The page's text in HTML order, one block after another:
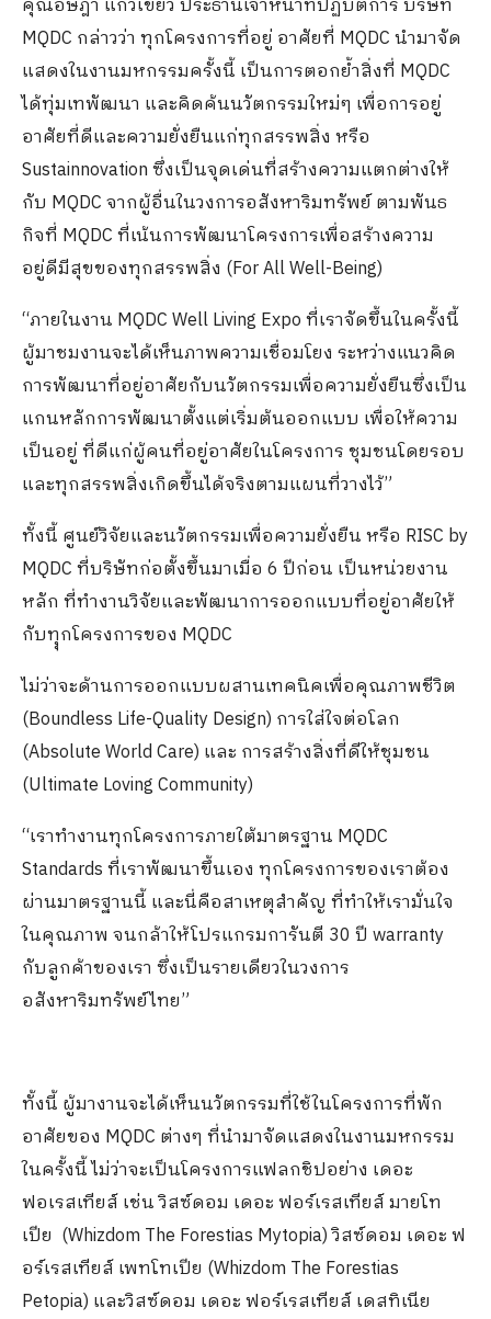
คุณอัษฎา แก้วเขียว ประธานเจ้าหน้าที่ปฏิบัติการ บริษัท
MQDC กล่าวว่า ทุกโครงการที่อยู่ อาศัยที่ MQDC นำมาจัด
แสดงในงานมหกรรมครั้งนี้ เป็นการตอกย้ำสิ่งที่ MQDC
ได้ทุ่มเทพัฒนา และคิดค้นนวัตกรรมใหม่ๆ เพื่อการอยู่
อาศัยที่ดีและความยั่งยืนแก่ทุกสรรพสิ่ง หรือ
Sustainnovation ซึ่งเป็นจุดเด่นที่สร้างความแตกต่างให้
กับ MQDC จากผู้อื่นในวงการอสังหาริมทรัพย์ ตามพันธ
กิจที่ MQDC ที่เน้นการพัฒนาโครงการเพื่อสร้างความ
อยู่ดีมีสุขของทุกสรรพสิ่ง (For All Well-Being)
“ภายในงาน MQDC Well Living Expo ที่เราจัดขึ้นในครั้งนี้
ผู้มาชมงานจะได้เห็นภาพความเชื่อมโยง ระหว่างแนวคิด
การพัฒนาที่อยู่อาศัยกับนวัตกรรมเพื่อความยั่งยืนซึ่งเป็น
แกนหลักการพัฒนาตั้งแต่เริ่มต้นออกแบบ เพื่อให้ความ
เป็นอยู่ ที่ดีแก่ผู้คนที่อยู่อาศัยในโครงการ ชุมชนโดยรอบ
และทุกสรรพสิ่งเกิดขึ้นได้จริงตามแผนที่วางไว้”
ทั้งนี้ ศูนย์วิจัยและนวัตกรรมเพื่อความยั่งยืน หรือ RISC by
MQDC ที่บริษัทก่อตั้งขึ้นมาเมื่อ 6 ปีก่อน เป็นหน่วยงาน
หลัก ที่ทำงานวิจัยและพัฒนาการออกแบบที่อยู่อาศัยให้
กับทุุกโครงการของ MQDC
ไม่ว่าจะด้านการออกแบบผสานเทคนิคเพื่อคุณภาพชีวิต
(Boundless Life-Quality Design) การใส่ใจต่อโลก
(Absolute World Care) และ การสร้างสิ่งที่ดีให้ชุมชน
(Ultimate Loving Community)
“เราทำงานทุกโครงการภายใต้มาตรฐาน MQDC
Standards ที่เราพัฒนาขึ้นเอง ทุกโครงการของเราต้อง
ผ่านมาตรฐานนี้ และนี่คือสาเหตุสำคัญ ที่ทำให้เรามั่นใจ
ในคุณภาพ จนกล้าให้โปรแกรมการันตี 30 ปี warranty
กับลูกค้าของเรา ซึ่งเป็นรายเดียวในวงการ
อสังหาริมทรัพย์ไทย”
ทั้งนี้ ผู้มางานจะได้เห็นนวัตกรรมที่ใช้ในโครงการที่พัก
อาศัยของ MQDC ต่างๆ ที่นำมาจัดแสดงในงานมหกรรม
ในครั้งนี้ ไม่ว่าจะเป็นโครงการแฟลกชิปอย่าง เดอะ
ฟอเรสเทียส์ เช่น วิสซ์ดอม เดอะ ฟอร์เรสเทียส์ มายโท
เปีย (Whizdom The Forestias Mytopia) วิสซ์ดอม เดอะ ฟ
อร์เรสเทียส์ เพทโทเปีย (Whizdom The Forestias
Petopia) และวิสซ์ดอม เดอะ ฟอร์เรสเทียส์ เดสทิเนีย